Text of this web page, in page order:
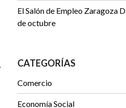
El Salón de Empleo Zaragoza
de octubre
CATEGORÍAS
Comercio
Economía Social